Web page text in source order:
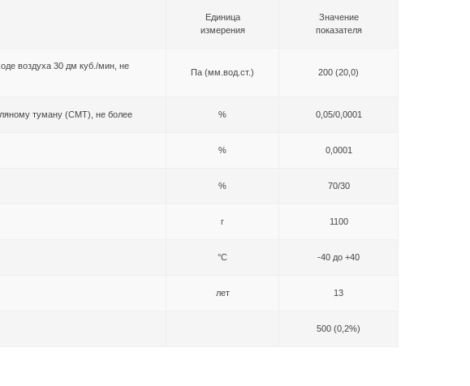
Единица
измерения
Значение
показателя
воздуха 30 дм куб./мин, не
Па (мм.вод.ст.) 200 (20,0)
туману (СМТ), не более % 0,05/0,0001
% 0,0001
% 70/30
г 1100
°C -40 до +40
лет 13
500 (0,2%)